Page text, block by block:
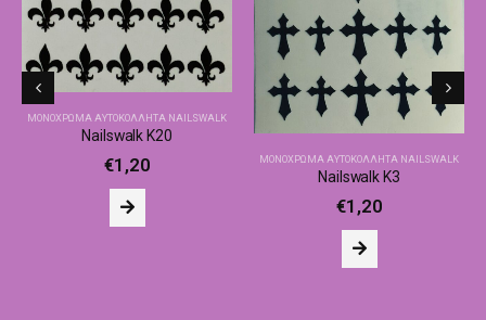
ΜΟΝΌΧΡΩΜΑ ΑΥΤΟΚΌΛΛΗΤΑ NAILSWALK
Nailswalk Κ20
€1,20 ΜΟΝΌΧΡΩΜΑ ΑΥΤΟΚΌΛΛΗΤΑ NAILSWALK
Nailswalk Κ3
€1,20